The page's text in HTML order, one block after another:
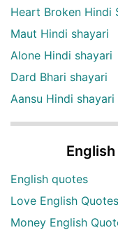
Heart Broken Hindi
Maut Hindi shayari
Alone Hindi shayari
Dard Bhari shayari
Aansu Hindi shayari
English quotes
Love English Quotes
Money English